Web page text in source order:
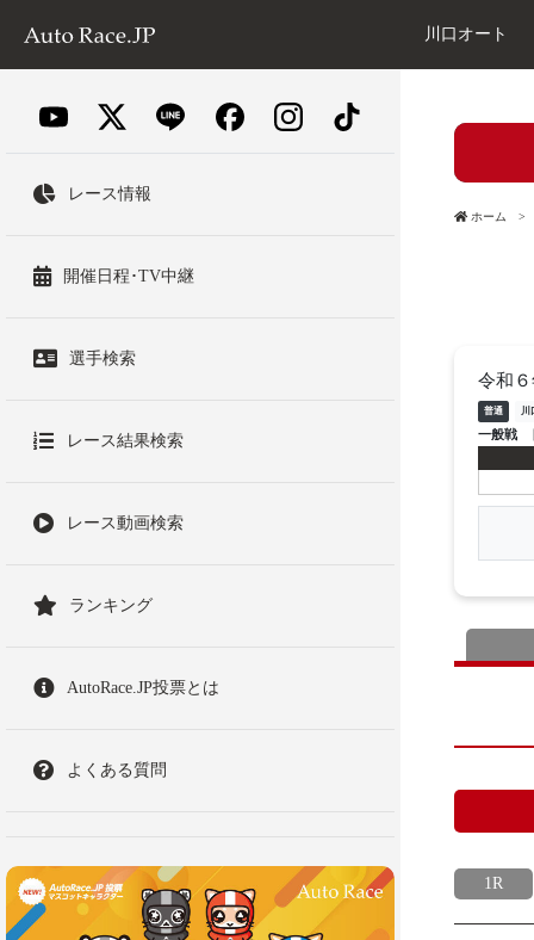
川口オート
レース情報
開催日程･TV中継
選手検索
レース結果検索
レース動画検索
ランキング
AutoRace.JP投票とは
よくある質問
ホーム
令和
普通 川
一般戦
1R